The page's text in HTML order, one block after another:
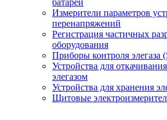
Измерители параметров
перенапряжений
Регистрация частичных
оборудования
Приборы контроля элегаза
Устройства для
элегазом
Устройства для хранения
Щитовые